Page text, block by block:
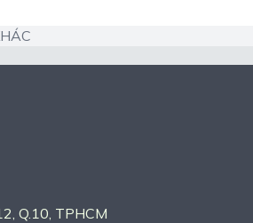
Q.10, TPHCM